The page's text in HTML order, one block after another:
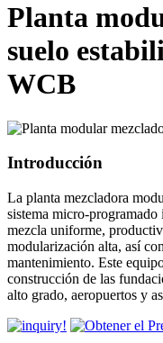
Planta
suelo
WCB
Introducción
La planta mezcladora
sistema micro-
mezcla uniforme,
modularización alta, así
mantenimiento. Este
construcción de las
alto grado, aeropuertos y